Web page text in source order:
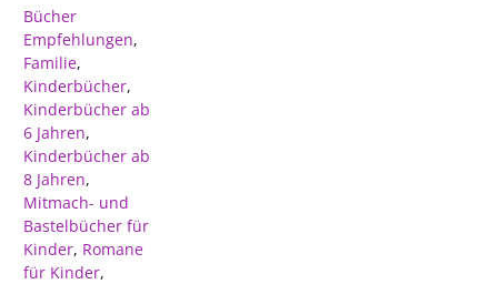
Bücher
Empfehlungen,
Familie,
Kinderbücher,
Kinderbücher ab
6 Jahren,
Kinderbücher ab
8 Jahren,
Mitmach- und
Bastelbücher für
Kinder, Romane
für Kinder,